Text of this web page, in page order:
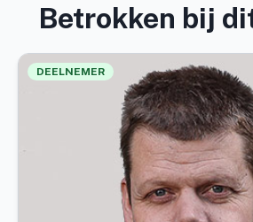
Betrokken bij
DEELNEMER